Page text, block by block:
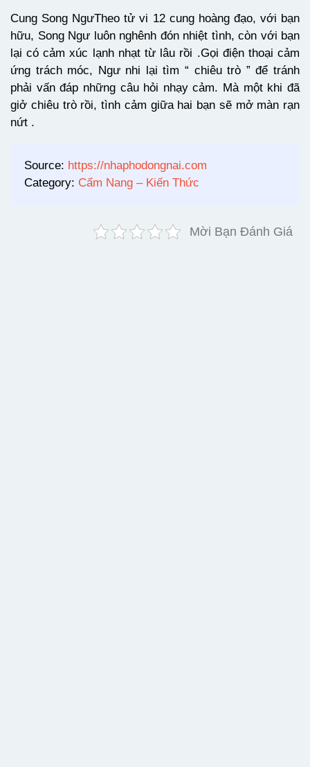
Cung Song NgưTheo tử vi 12 cung hoàng đạo, với bạn
hữu, Song Ngư luôn nghênh đón nhiệt tình, còn với bạn
lại có cảm xúc lạnh nhạt từ lâu rồi .Gọi điện thoại cảm
ứng trách móc, Ngư nhi lại tìm “ chiêu trò ” để tránh
phải vấn đáp những câu hỏi nhạy cảm. Mà một khi đã
giở chiêu trò rồi, tình cảm giữa hai bạn sẽ mở màn rạn
nứt .
Source: https://nhaphodongnai.com
Category: Cẩm Nang – Kiến Thức
Mời Bạn Đánh Giá